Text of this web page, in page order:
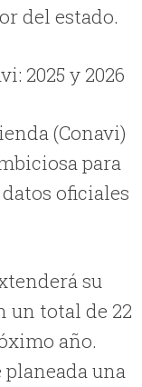
del estado.
2025 y 2026
(Conavi)
para
oficiales
su
un total de 22
año.
planeada una